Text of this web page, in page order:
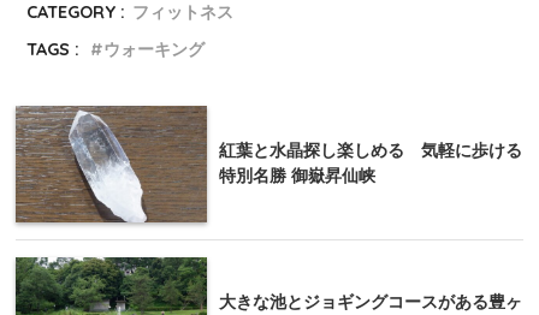
CATEGORY : フィットネス
TAGS :
ウォーキング
紅葉と水晶探し楽しめる 気軽に歩ける
特別名勝 御嶽昇仙峡
大きな池とジョギングコースがある豊ヶ